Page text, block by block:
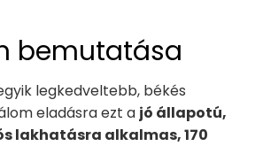
bemutatása
legkedveltebb, békés
eladásra ezt a jó állapotú,
lakhatásra alkalmas, 170